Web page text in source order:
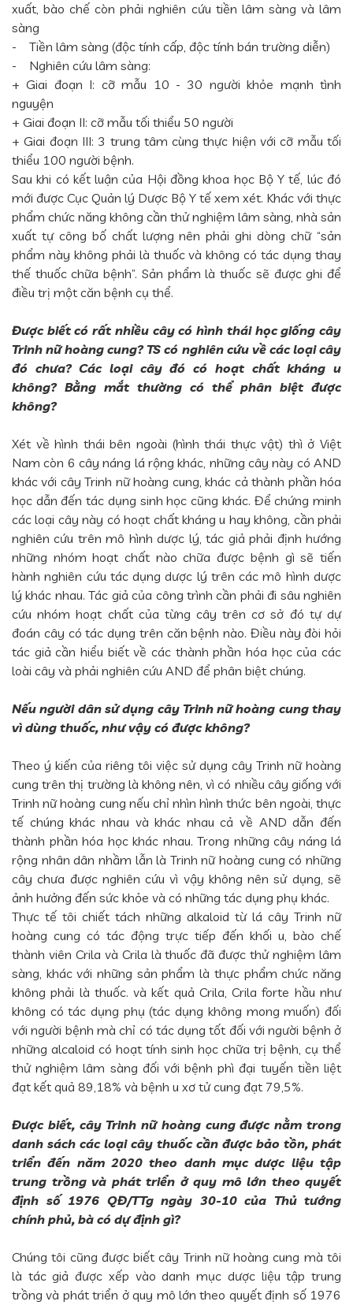
xuất, bào chế còn phải nghiên cứu tiền lâm sàng và lâm
sàng
- Tiền lâm sàng (độc tính cấp, độc tính bán trường diễn)
- Nghiên cứu lâm sàng:
+ Giai đoạn I: cỡ mẫu 10 - 30 người khỏe mạnh tình
nguyện
+ Giai đoạn II: cỡ mẫu tối thiểu 50 người
+ Giai đoạn III: 3 trung tâm cùng thực hiện với cỡ mẫu tối
thiểu 100 người bệnh.
Sau khi có kết luận của Hội đồng khoa học Bộ Y tế, lúc đó
mới được Cục Quản lý Dược Bộ Y tế xem xét. Khác với thực
phẩm chức năng không cần thử nghiệm lâm sàng, nhà sản
xuất tự công bố chất lượng nên phải ghi dòng chữ “sản
phẩm này không phải là thuốc và không có tác dụng thay
thế thuốc chữa bệnh”. Sản phẩm là thuốc sẽ được ghi để
điều trị một căn bệnh cụ thể.
Được biết có rất nhiều cây có hình thái học giống cây
Trinh nữ hoàng cung? TS có nghiên cứu về các loại cây
đó chưa? Các loại cây đó có hoạt chất kháng u
không? Bằng mắt thường có thể phân biệt được
không?
Xét về hình thái bên ngoài (hình thái thực vật) thì ở Việt
Nam còn 6 cây náng lá rộng khác, những cây này có AND
khác với cây Trinh nữ hoàng cung, khác cả thành phần hóa
học dẫn đến tác dụng sinh học cũng khác. Để chứng minh
các loại cây này có hoạt chất kháng u hay không, cần phải
nghiên cứu trên mô hình dược lý, tác giả phải định hướng
những nhóm hoạt chất nào chữa được bệnh gì sẽ tiến
hành nghiên cứu tác dụng dược lý trên các mô hình dược
lý khác nhau. Tác giả của công trình cần phải đi sâu nghiên
cứu nhóm hoạt chất của từng cây trên cơ sở đó tự dự
đoán cây có tác dụng trên căn bệnh nào. Điều này đòi hỏi
tác giả cần hiểu biết về các thành phần hóa học của các
loài cây và phải nghiên cứu AND để phân biệt chúng.
Nếu người dân sử dụng cây Trinh nữ hoàng cung thay
vì dùng thuốc, như vậy có được không?
Theo ý kiến của riêng tôi việc sử dụng cây Trinh nữ hoàng
cung trên thị trường là không nên, vì có nhiều cây giống với
Trinh nữ hoàng cung nếu chỉ nhìn hình thức bên ngoài, thực
tế chúng khác nhau và khác nhau cả về AND dẫn đến
thành phần hóa học khác nhau. Trong những cây náng lá
rộng nhân dân nhầm lẫn là Trinh nữ hoàng cung có những
cây chưa được nghiên cứu vì vậy không nên sử dụng, sẽ
ảnh hưởng đến sức khỏe và có những tác dụng phụ khác.
Thực tế tôi chiết tách những alkaloid từ lá cây Trinh nữ
hoàng cung có tác động trực tiếp đến khối u, bào chế
thành viên Crila và Crila là thuốc đã được thử nghiệm lâm
sàng, khác với những sản phẩm là thực phẩm chức năng
không phải là thuốc. và kết quả Crila, Crila forte hầu như
không có tác dụng phụ (tác dụng không mong muốn) đối
với người bệnh mà chỉ có tác dụng tốt đối với người bệnh ở
những alcaloid có hoạt tính sinh học chữa trị bệnh, cụ thể
thử nghiệm lâm sàng đối với bệnh phì đại tuyến tiền liệt
đạt kết quả 89,18% và bệnh u xơ tử cung đạt 79,5%.
Được biết, cây Trinh nữ hoàng cung được nằm trong
danh sách các loại cây thuốc cần được bảo tồn, phát
triển đến năm 2020 theo danh mục dược liệu tập
trung trồng và phát triển ở quy mô lớn theo quyết
định số 1976 QĐ/TTg ngày 30-10 của Thủ tướng
chính phủ, bà có dự định gì?
Chúng tôi cũng được biết cây Trinh nữ hoàng cung mà tôi
là tác giả được xếp vào danh mục dược liệu tập trung
trồng và phát triển ở quy mô lớn theo quyết định số 1976